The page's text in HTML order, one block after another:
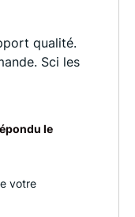
qualité.
Sci les
le
votre